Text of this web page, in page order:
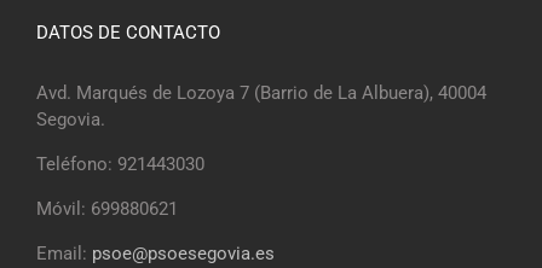
DATOS DE CONTACTO
Avd. Marqués de Lozoya 7 (Barrio de La Albuera), 40004
Segovia.
Teléfono: 921443030
Móvil: 699880621
Email: psoe@psoesegovia.es